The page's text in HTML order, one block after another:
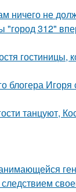
ничего не
312"
гостиницы,
блогера
танцуют,